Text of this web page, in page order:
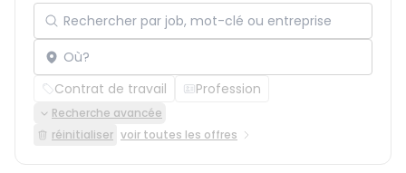
Localisation
Contrat de travail Profession
Recherche avancée
réinitialiser voir toutes les offres